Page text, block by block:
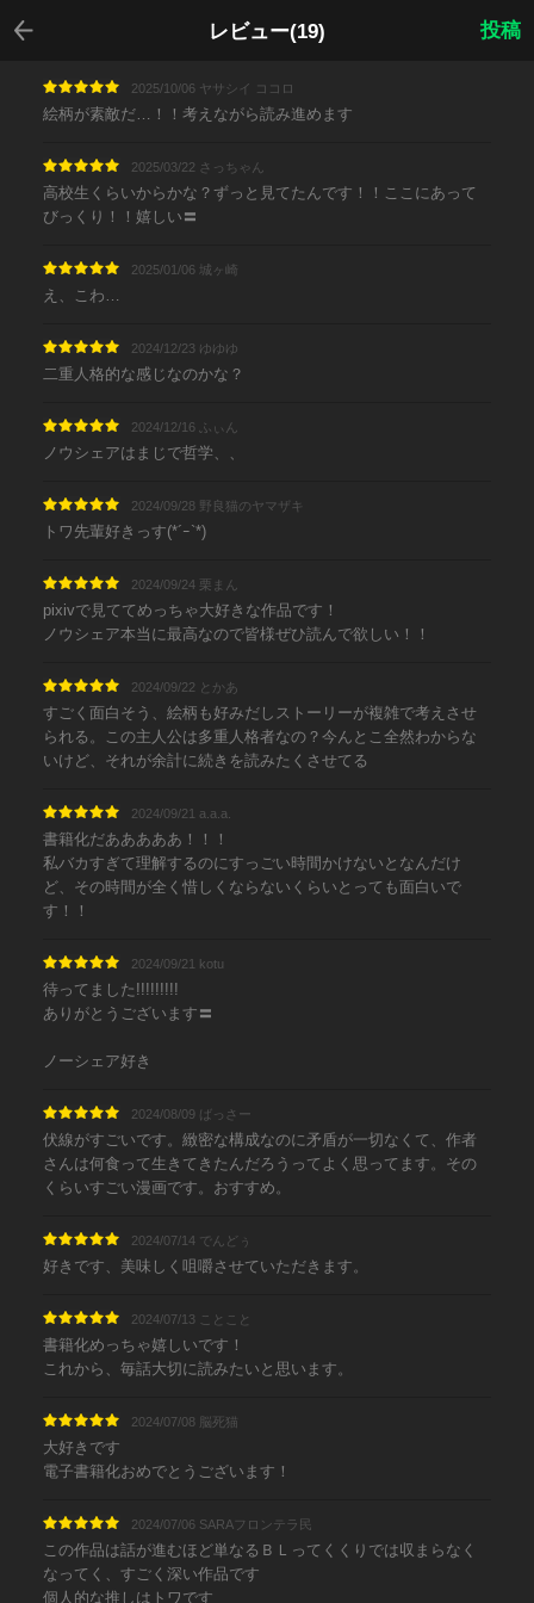
レビュー(19)
戻る
投稿
2025/10/06 ヤサシイ ココロ
絵柄が素敵だ…！！考えながら読み進めます
2025/03/22 さっちゃん
高校生くらいからかな？ずっと見てたんです！！ここにあって
びっくり！！嬉しい〓
2025/01/06 城ヶ崎
え、こわ…
2024/12/23 ゆゆゆ
二重人格的な感じなのかな？
2024/12/16 ふぃん
ノウシェアはまじで哲学、、
2024/09/28 野良猫のヤマザキ
トワ先輩好きっす(*´ｰ`*)
2024/09/24 栗まん
pixivで見ててめっちゃ大好きな作品です！
ノウシェア本当に最高なので皆様ぜひ読んで欲しい！！
2024/09/22 とかあ
すごく面白そう、絵柄も好みだしストーリーが複雑で考えさせ
られる。この主人公は多重人格者なの？今んとこ全然わからな
いけど、それが余計に続きを読みたくさせてる
2024/09/21 a.a.a.
書籍化だあああああ！！！
私バカすぎて理解するのにすっごい時間かけないとなんだけ
ど、その時間が全く惜しくならないくらいとっても面白いで
す！！
2024/09/21 kotu
待ってました!!!!!!!!!
ありがとうございます〓
ノーシェア好き
2024/08/09 ばっさー
伏線がすごいです。緻密な構成なのに矛盾が一切なくて、作者
さんは何食って生きてきたんだろうってよく思ってます。その
くらいすごい漫画です。おすすめ。
2024/07/14 でんどぅ
好きです、美味しく咀嚼させていただきます。
2024/07/13 ことこと
書籍化めっちゃ嬉しいです！
これから、毎話大切に読みたいと思います。
2024/07/08 脳死猫
大好きです
電子書籍化おめでとうございます！
2024/07/06 SARAフロンテラ民
この作品は話が進むほど単なるＢＬってくくりでは収まらなく
なってく、すごく深い作品です
個人的な推しはトワです